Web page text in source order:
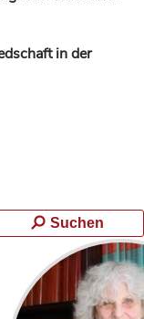
in der
Suchen